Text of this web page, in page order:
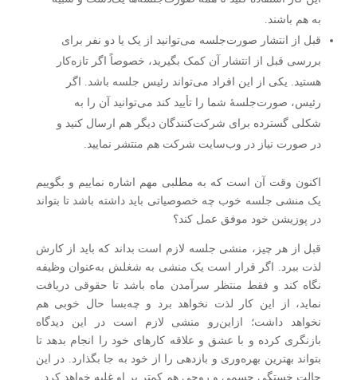
به هم باشند.
قبل از انتشار صورت‌جلسه می‌توانید از یک یا دو نفر برای
بررسی قبل از انتشار آن کمک بگیرید، خصوصاً اگر تازه‌کار
هستید. یکی از این افراد می‌تواند رئیس جلسه باشد. اگر
رئیس، صورت‌جلسهٔ شما را تأیید کند می‌توانید آن را به
شکلی گسترده برای شرکت‌کنندگان دیگر هم ارسال کنید و
در صورت نیاز در وب‌سایت شرکت هم منتشر نمایید.
اکنون وقت آن است که به مطلبی مهم اشاره نماییم و بگوییم
یک منشی جلسه خوب چه خصوصیاتی باید داشته باشد تا بتواند
در پوزیشن خود موفق عمل کند؟
قبل از هر چیز، منشی جلسه لازم است بداند که باید از کارش
لذت ببرد. اگر قرار است یک منشی به شغلش به‌عنوان وظیفه
نگاه کند و فقط منتظر سرآمدن ماه باشد تا حقوقی دریافت
نماید، از این کار لذت نخواهد برد و چه‌بسا حال خوبی هم
نخواهد داشت؛ ازاین‌رو منشی لازم است در این دیدگاه
بازنگری کرده و با عشق و علاقه کارهای خود را انجام بدهد تا
بتواند بهترین بهره‌وری و بازدهی را از خود به جا بگذارد. در این
حالت خستگی جسمی و روحی هم کمتر بر او غلبه خواهد کرد.